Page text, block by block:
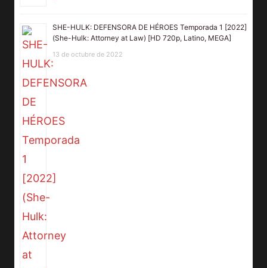
SHE-HULK: DEFENSORA DE HÉROES Temporada 1 [2022]
(She-Hulk: Attorney at Law) [HD 720p, Latino, MEGA]
13 de octubre de 2022